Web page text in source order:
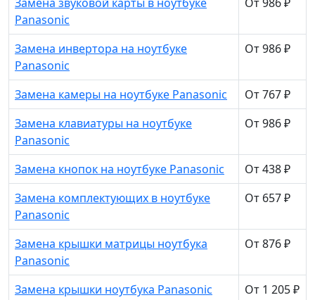
Panasonic
Замена инвертора на ноутбуке
Panasonic
От 986 ₽
Замена камеры на ноутбуке Panasonic
От 767 ₽
Замена клавиатуры на ноутбуке
Panasonic
От 986 ₽
Замена кнопок на ноутбуке Panasonic
От 438 ₽
Замена комплектующих в ноутбуке
Panasonic
От 657 ₽
Замена крышки матрицы ноутбука
Panasonic
От 876 ₽
Замена крышки ноутбука Panasonic
От 1 205 ₽